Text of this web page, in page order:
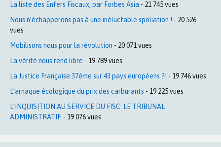
La liste des Enfers Fiscaux, par Forbes Asia - 21 745 vues
Nous n’échapperons pas à une inéluctable spoliation ! - 20 526
vues
Mobilisons nous pour la révolution - 20 071 vues
La vérité nous rend libre - 19 789 vues
La Justice Française 37ème sur 43 pays européens ?! - 19 746 vues
L’arnaque écologique du prix des carburants - 19 225 vues
L’INQUISITION AU SERVICE DU FISC: LE TRIBUNAL
ADMINISTRATIF. - 19 076 vues